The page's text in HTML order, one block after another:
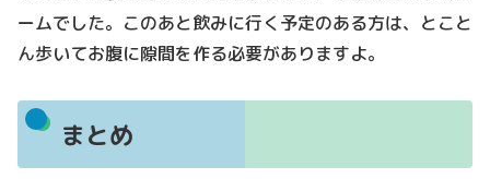
ームでした。このあと飲みに行く予定のある方は、とこと
ん歩いてお腹に隙間を作る必要がありますよ。
まとめ